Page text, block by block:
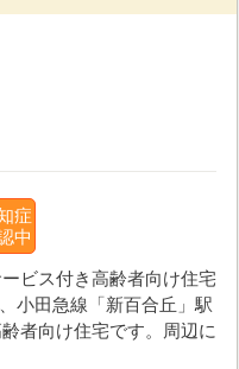
症
中
ビス付き高齢者向け住宅
小田急線「新百合丘」駅
者向け住宅です。周辺に